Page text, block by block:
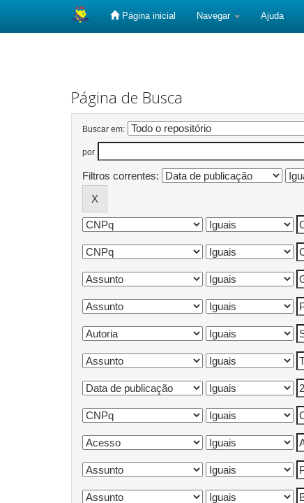
Página inicial Navegar Ajuda
Página de Busca
Buscar em:
por
Filtros correntes: